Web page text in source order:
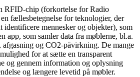
RFID-chip (forkortelse for Radio
fællesbetegnelse for teknologier, der
identificere mennesker og objekter), som
app, som samler data fra møblerne, bl.a.
afgasning og CO2-påvirkning. De mange
for at sætte en transparent
og gennem information og oplysning
og længere levetid på møbler.